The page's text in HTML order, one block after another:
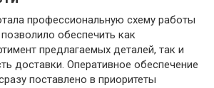
профессиональную схему работы
обеспечить как
предлагаемых деталей, так и
доставки. Оперативное обеспечение
поставлено в приоритеты